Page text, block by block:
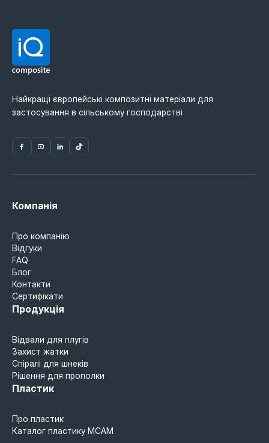
Найкращі європейські композитні матеріали для
застосування в сільському господарстві
Компанія
Про компанію
Відгуки
FAQ
Блог
Контакти
Сертифікати
Продукція
Відвали для плугів
Захист жатки
Спіралі для шнеків
Рішення для прополки
Пластик
Про пластик
Каталог пластику MCAM